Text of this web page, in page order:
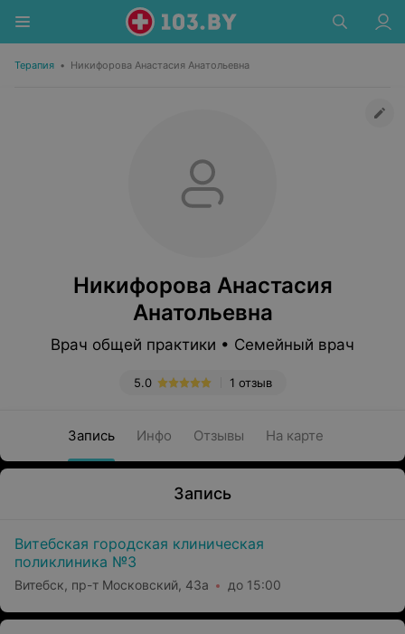
Терапия • Никифорова Анастасия Анатольевна
Никифорова Анастасия
Анатольевна
Врач общей практики • Семейный врач
1 отзыв
5.0
Запись Инфо Отзывы На карте
Запись
Витебская городская клиническая
поликлиника №3
Витебск, пр-т Московский, 43а до 15:00